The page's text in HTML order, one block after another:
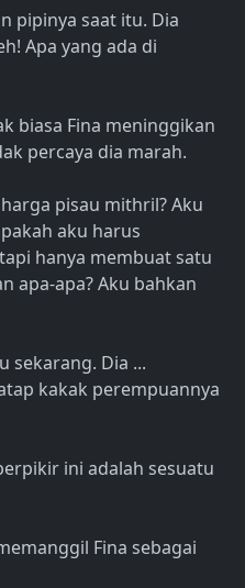
pipinya saat itu. Dia
Apa yang ada di
biasa Fina meninggikan
percaya dia marah.
pisau mithril? Aku
aku harus
hanya membuat satu
apa-apa? Aku bahkan
sekarang. Dia ...
kakak perempuannya
ini adalah sesuatu
Fina sebagai